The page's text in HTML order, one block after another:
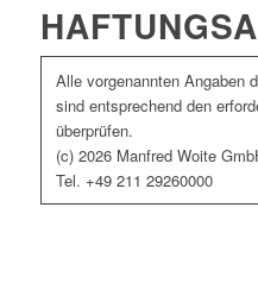
Alle vorgenannten Angaben
sind entsprechend den
überprüfen.
(c) 2026 Manfred Woite
Tel. +49 211 29260000